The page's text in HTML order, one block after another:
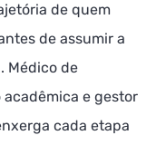
de quem
de assumir a
Médico de
e gestor
cada etapa